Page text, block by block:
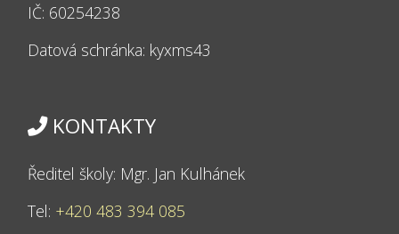
IČ: 60254238
Datová schránka: kyxms43
KONTAKTY
Ředitel školy: Mgr. Jan Kulhánek
Tel: +420 483 394 085